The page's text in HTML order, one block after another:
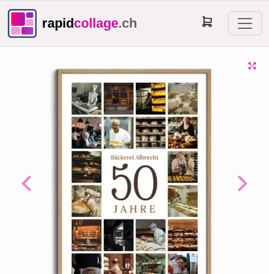
rapidcollage.ch
Previous Next